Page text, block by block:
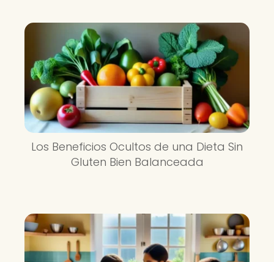
Los Beneficios Ocultos de una Dieta Sin
Gluten Bien Balanceada